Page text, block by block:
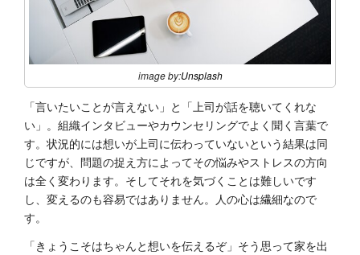
image by:Unsplash
「言いたいことが言えない」と「上司が話を聴いてくれな
い」。組織インタビューやカウンセリングでよく聞く言葉で
す。状況的には想いが上司に伝わっていないという結果は同
じですが、問題の捉え方によってその悩みやストレスの方向
は全く変わります。そしてそれを気づくことは難しいです
し、変えるのも容易ではありません。人の心は繊細なので
す。
「きょうこそはちゃんと想いを伝えるぞ」そう思って家を出